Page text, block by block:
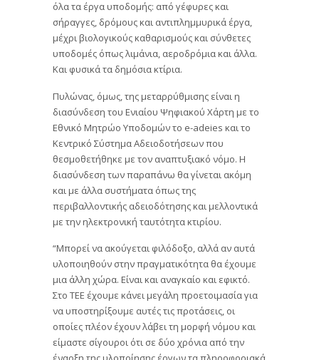
όλα τα έργα υποδομής: από γέφυρες και
σήραγγες, δρόμους και αντιπλημμυρικά έργα,
μέχρι βιολογικούς καθαρισμούς και σύνθετες
υποδομές όπως λιμάνια, αεροδρόμια και άλλα.
Και φυσικά τα δημόσια κτίρια.
Πυλώνας, όμως, της μεταρρύθμισης είναι η
διασύνδεση του Ενιαίου Ψηφιακού Χάρτη με το
Εθνικό Μητρώο Υποδομών το e-adeies και το
Κεντρικό Σύστημα Αδειοδοτήσεων που
θεσμοθετήθηκε με τον αναπτυξιακό νόμο. Η
διασύνδεση των παραπάνω θα γίνεται ακόμη
και με άλλα συστήματα όπως της
περιβαλλοντικής αδειοδότησης και μελλοντικά
με την ηλεκτρονική ταυτότητα κτιρίου.
“Μπορεί να ακούγεται φιλόδοξο, αλλά αν αυτά
υλοποιηθούν στην πραγματικότητα θα έχουμε
μια άλλη χώρα. Είναι και αναγκαίο και εφικτό.
Στο ΤΕΕ έχουμε κάνει μεγάλη προετοιμασία για
να υποστηρίξουμε αυτές τις προτάσεις, οι
οποίες πλέον έχουν λάβει τη μορφή νόμου και
είμαστε σίγουροι ότι σε δύο χρόνια από την